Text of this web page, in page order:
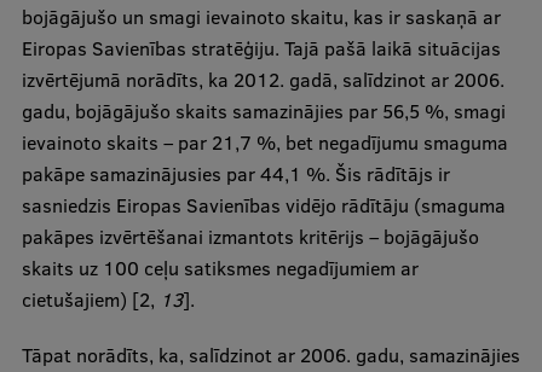
Zinātniskās konferences
Inovāciju centrs
Starptautiskā sadarbība
Mobilitātes programmas
Starptautiskie projekti
Starptautiskie sadarbības partneri
bojāgājušo un smagi ievainoto skaitu, kas ir saskaņā ar
Eiropas Savienības stratēģiju. Tajā pašā laikā situācijas
izvērtējumā norādīts, ka 2012. gadā, salīdzinot ar 2006.
gadu, bojāgājušo skaits samazinājies par 56,5 %, smagi
ievainoto skaits – par 21,7 %, bet negadījumu smaguma
pakāpe samazinājusies par 44,1 %. Šis rādītājs ir
sasniedzis Eiropas Savienības vidējo rādītāju (smaguma
pakāpes izvērtēšanai izmantots kritērijs – bojāgājušo
skaits uz 100 ceļu satiksmes negadījumiem ar
cietušajiem) [2, 13].
Tāpat norādīts, ka, salīdzinot ar 2006. gadu, samazinājies